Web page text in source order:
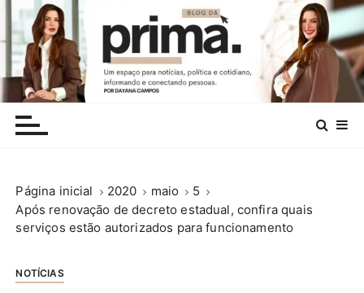
Página inicial 2020 maio
5
Após renovação de decreto estadual, confira quais
serviços estão autorizados para funcionamento
NOTÍCIAS